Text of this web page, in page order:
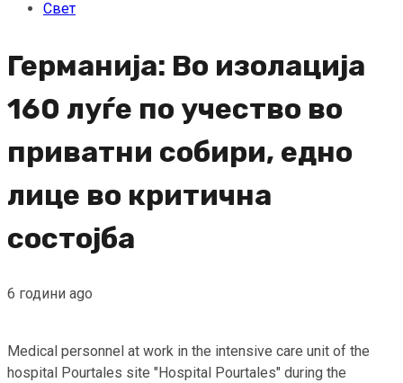
Свет
Германија: Во изолација
160 луѓе по учество во
приватни собири, едно
лице во критична
состојба
6 години ago
Medical personnel at work in the intensive care unit of the
hospital Pourtales site "Hospital Pourtales" during the